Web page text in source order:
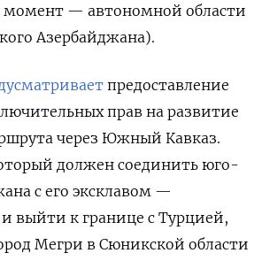
момент — автономной области
Азербайджана).
предоставление
прав на развитие
через Южный Кавказ.
должен соединить юго-
с его эксклавом —
выйти к границе с Турцией,
Мегри в Сюникской области